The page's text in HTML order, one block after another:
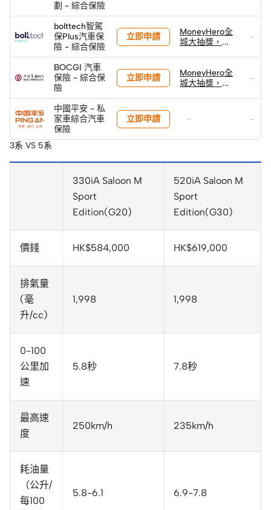
劃 - 綜合保險
LBX Active+
及 總值港元
80萬+獎品!
bolttech智駕
保Plus汽車保
險 - 綜合保險
立即申請
MoneyHero全
城大抽獎，投
及 總值港元
80萬+獎品!
-
BOCGI 汽車
保險 - 綜合保
險
立即申請
MoneyHero全
城大抽獎，投
-
中國平安 - 私
家車綜合汽車
保險
立即申請 - -
3系 VS 5系
330iA Saloon M
Sport
Edition(G20)
520iA Saloon M
Sport
Edition(G30)
價錢 HK$584,000 HK$619,000
排氣量
(毫
升/cc)
1,998 1,998
0-100
公里加
速
5.8秒 7.8秒
最高速
度
250km/h 235km/h
耗油量
（公升/
每100
5.8-6.1 6.9-7.8